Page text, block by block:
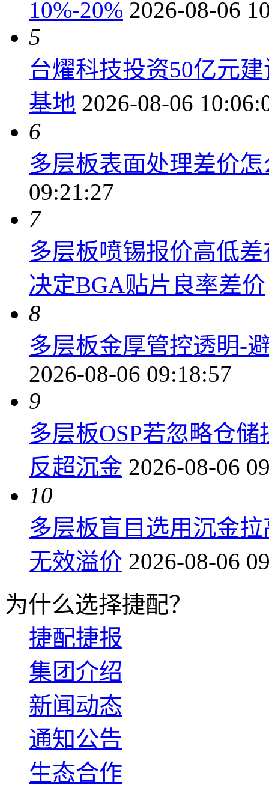
10%-20% 2026-08-06
5
台燿科技投资50亿元
基地 2026-08-06
6
多层板表面处理差价
09:21:27
7
多层板喷锡报价高低
决定BGA贴片良率差价
8
多层板金厚管控透明-
2026-08-06 09:18:57
9
多层板OSP若忽略仓
反超沉金 2026-08-06
10
多层板盲目选用沉金
无效溢价 2026-08-06
为什么选择捷配？
捷配捷报
集团介绍
新闻动态
通知公告
生态合作